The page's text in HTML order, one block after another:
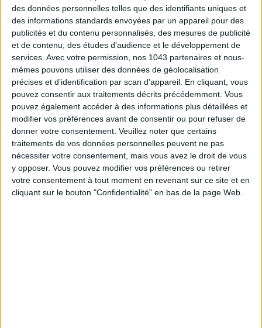
des données personnelles telles que des identifiants uniques et
des informations standards envoyées par un appareil pour des
publicités et du contenu personnalisés, des mesures de publicité
et de contenu, des études d'audience et le développement de
services. Avec votre permission, nos 1043 partenaires et nous-
mêmes pouvons utiliser des données de géolocalisation
précises et d’identification par scan d'appareil. En cliquant, vous
pouvez consentir aux traitements décrits précédemment. Vous
pouvez également accéder à des informations plus détaillées et
modifier vos préférences avant de consentir ou pour refuser de
donner votre consentement. Veuillez noter que certains
traitements de vos données personnelles peuvent ne pas
nécessiter votre consentement, mais vous avez le droit de vous
y opposer. Vous pouvez modifier vos préférences ou retirer
votre consentement à tout moment en revenant sur ce site et en
cliquant sur le bouton "Confidentialité" en bas de la page Web.
15 IDEAS FOR ENJOYING AUGUST IN PARIS